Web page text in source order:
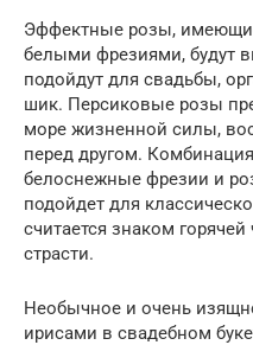
Эффектные розы,
белыми фрезиями, будут
подойдут для свадьбы,
шик. Персиковые розы
море жизненной силы,
перед другом.
белоснежные фрезии и
подойдет для
считается знаком
страсти.
Необычное и очень
ирисами в свадебном